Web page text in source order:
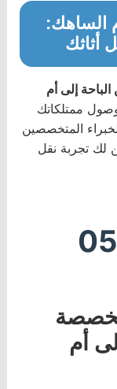
الساهك:
أثاثك
إلى أم
ممتلكاتك
المتخصصين
لك تجربة نقل
أم